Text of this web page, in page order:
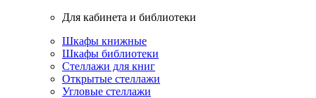
Для кабинета и библиотеки
Шкафы книжные
Шкафы библиотеки
Стеллажи для книг
Открытые стеллажи
Угловые стеллажи